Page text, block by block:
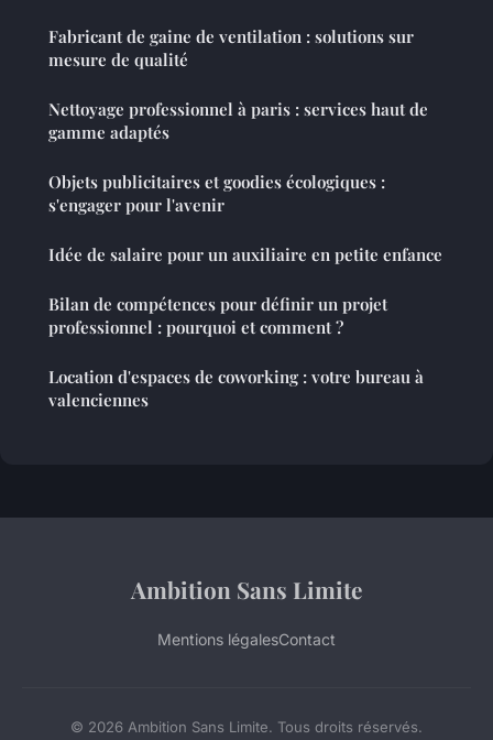
Fabricant de gaine de ventilation : solutions sur
mesure de qualité
Nettoyage professionnel à paris : services haut de
gamme adaptés
Objets publicitaires et goodies écologiques :
s'engager pour l'avenir
Idée de salaire pour un auxiliaire en petite enfance
Bilan de compétences pour définir un projet
professionnel : pourquoi et comment ?
Location d'espaces de coworking : votre bureau à
valenciennes
Ambition Sans Limite
Mentions légalesContact
© 2026 Ambition Sans Limite. Tous droits réservés.